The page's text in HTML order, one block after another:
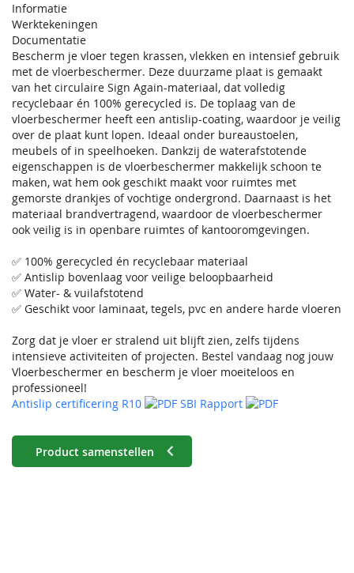
Informatie
Werktekeningen
Documentatie
Bescherm je vloer tegen krassen, vlekken en intensief gebruik
met de vloerbeschermer. Deze duurzame plaat is gemaakt
van het circulaire Sign Again-materiaal, dat volledig
recyclebaar én 100% gerecycled is. De toplaag van de
vloerbeschermer heeft een antislip-coating, waardoor je veilig
over de plaat kunt lopen. Ideaal onder bureaustoelen,
meubels of in speelhoeken. Dankzij de waterafstotende
eigenschappen is de vloerbeschermer makkelijk schoon te
maken, wat hem ook geschikt maakt voor ruimtes met
gemorste drankjes of vochtige ondergrond. Daarnaast is het
materiaal brandvertragend, waardoor de vloerbeschermer
ook veilig is in openbare ruimtes of kantooromgevingen.
✅ 100% gerecycled én recyclebaar materiaal
✅ Antislip bovenlaag voor veilige beloopbaarheid
✅ Water- & vuilafstotend
✅ Geschikt voor laminaat, tegels, pvc en andere harde vloeren
Zorg dat je vloer er stralend uit blijft zien, zelfs tijdens
intensieve activiteiten of projecten. Bestel vandaag nog jouw
Vloerbeschermer en bescherm je vloer moeiteloos en
professioneel!
Antislip certificering R10
SBI Rapport
Product samenstellen